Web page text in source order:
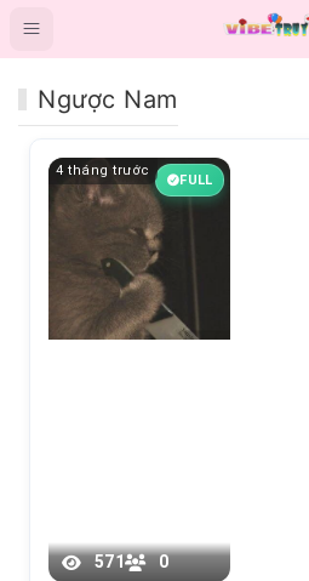
Ngược Nam
4 tháng trước
FULL
571 0